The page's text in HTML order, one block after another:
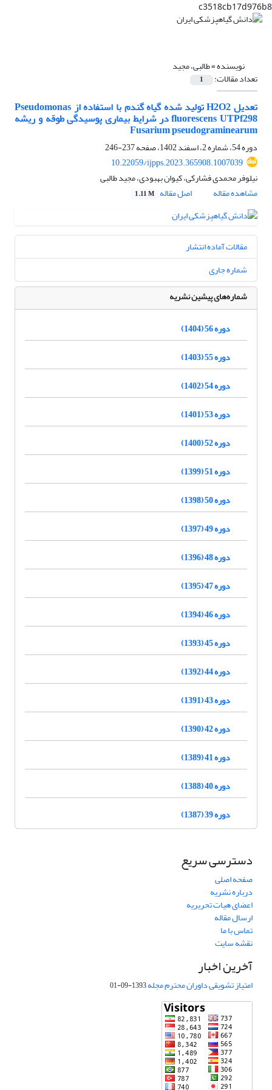
c3518cb17d976b8
نویسنده =طالبی، مجید
تعداد مقالات: 1
تعدیل H2O2 تولید شده گیاه گندم با استفاده از Pseudomonas
fluorescens UTPf298 در شرایط بیماری پوسیدگی طوقه و ریشه
Fusarium pseudograminearum
دوره 54، شماره 2، اسفند 1402، صفحه
237-246
10.22059/ijpps.2023.365908.1007039
نیلوفر محمدی فشارکی، کیوان بهبودی، مجید طالبی
مشاهده مقاله
اصل مقاله 1.11 M
مقالات آماده انتشار
شماره جاری
شماره‌های پیشین نشریه
دوره 56 (1404)
دوره 55 (1403)
دوره 54 (1402)
دوره 53 (1401)
دوره 52 (1400)
دوره 51 (1399)
دوره 50 (1398)
دوره 49 (1397)
دوره 48 (1396)
دوره 47 (1395)
دوره 46 (1394)
دوره 45 (1393)
دوره 44 (1392)
دوره 43 (1391)
دوره 42 (1390)
دوره 41 (1389)
دوره 40 (1388)
دوره 39 (1387)
دسترسی سریع
صفحه اصلی
درباره نشریه
اعضای هیات تحریریه
ارسال مقاله
تماس با ما
نقشه سایت
آخرین اخبار
امتیاز تشویقی داوران محترم مجله1393-09-01